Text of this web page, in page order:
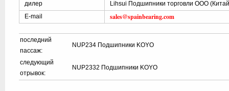
дилер
Lihsui Подшипники торговли ООО
E-mail
sales@spainbearing.com
последний
пассаж:
NUP234 Подшипники KOYO
следующий
отрывок:
NUP2332 Подшипники KOYO